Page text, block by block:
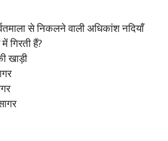
से निकलने वाली अधिकांश नदियाँ
गिरती हैं?
खाड़ी